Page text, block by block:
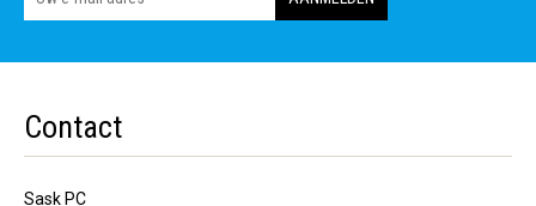
Contact
Sask PC